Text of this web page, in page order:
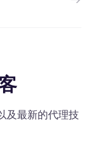
及最新的代理技